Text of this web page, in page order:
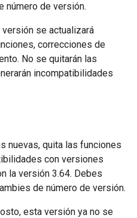
número de versión.
se actualizará
correcciones de
No se quitarán las
incompatibilidades
nuevas, quita las funciones
con versiones
la versión 3.64. Debes
de número de versión.
esta versión ya no se